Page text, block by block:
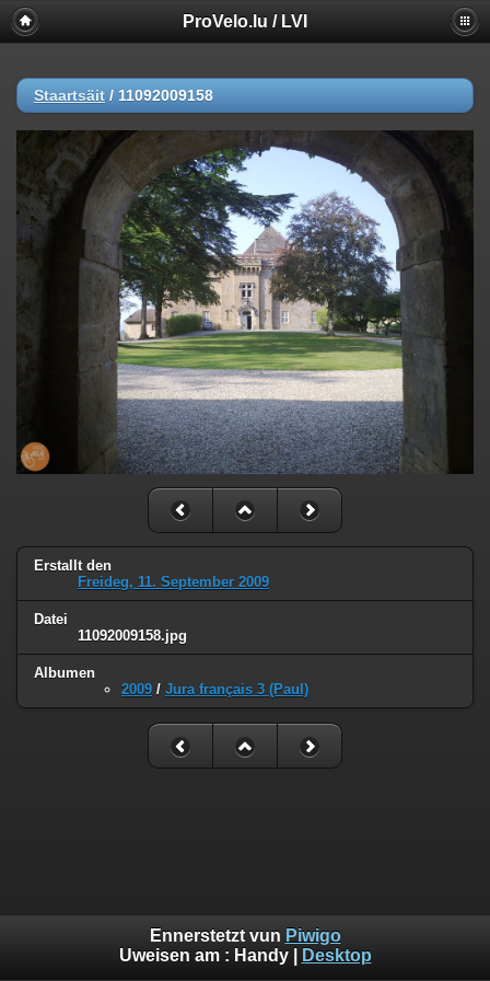
ProVelo.lu / LVI
Staartsäit / 11092009158
Erstallt den
Freideg, 11. September 2009
Datei
11092009158.jpg
Albumen
2009 / Jura français 3 (Paul)
Ennerstetzt vun Piwigo
Uweisen am : Handy| Desktop